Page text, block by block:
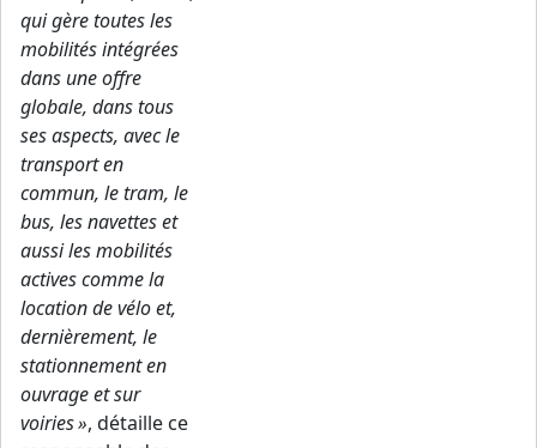
qui gère toutes les
mobilités intégrées
dans une offre
globale, dans tous
ses aspects, avec le
transport en
commun, le tram, le
bus, les navettes et
aussi les mobilités
actives comme la
location de vélo et,
dernièrement, le
stationnement en
ouvrage et sur
voiries », détaille ce